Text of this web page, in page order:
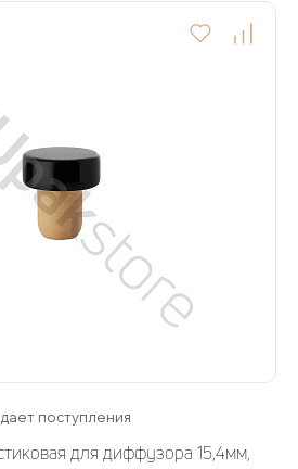
поступления
для диффузора 15,4мм,